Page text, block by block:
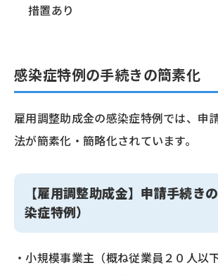
措置あり
感染症特例の手続きの簡素化
雇用調整助成金の感染症特例では、申
法が簡素化・簡略化されています。
【雇用調整助成金】申請手続き
染症特例）
・小規模事業主（概ね従業員２０人以